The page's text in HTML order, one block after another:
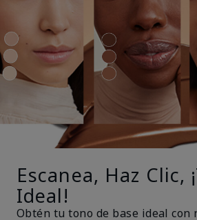
Escanea, Haz Clic,
Ideal!
Obtén tu tono de base ideal con